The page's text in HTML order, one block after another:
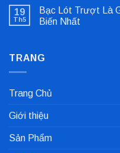
Tâm
Khớp
Nối
bình
luận
ở
Dùng
Trong
Xuất
19
Th5
Bạc Lót Trượt Là
Biến Nhất
luận
ở
Là
Quan
Các
Loại
TRANG
Trang Chủ
Giới thiệu
Sản Phẩm